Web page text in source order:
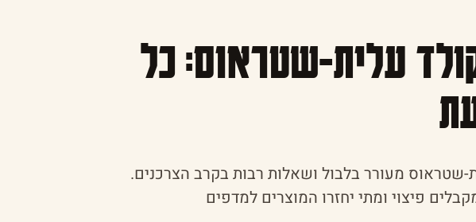
עלית-שטראוס: כל
שטראוס מעורר בלבול ושאלות רבות בקרב הצרכנים.
פיצוי ומתי יחזרו המוצרים למדפים